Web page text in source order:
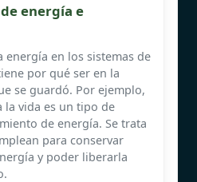
energía e
energía en los sistemas de
por qué ser en la
se guardó. Por ejemplo,
la vida es un tipo de
de energía. Se trata
para conservar
y poder liberarla